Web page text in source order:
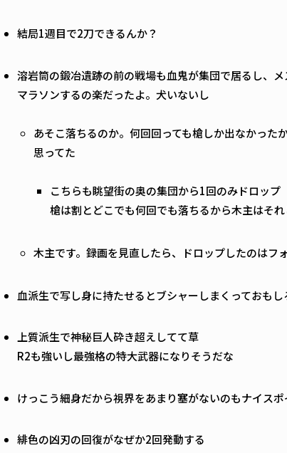
結局1週目で2刀できるんか？
溶岩筒の鍛冶遺跡の前の戦場も血鬼が集団で居るし、
マラソンするの楽だったよ。犬いないし
あそこ落ちるのか。何回回っても槍しか出なかった
思ってた
こちらも眺望街の奥の集団から1回のみドロップ
槍は割とどこでも何回でも落ちるから木主はそ
木主です。録画を見直したら、ドロップしたのはフ
血派生で写し身に持たせるとブシャーしまくっておもし
上質派生で神秘巨人砕き超えしてて草
R2も強いし最強格の特大武器になりそうだな
けっこう細身だから視界をあまり塞がないのもナイスポ
緋色の凶刃の回復がなぜか2回発動する